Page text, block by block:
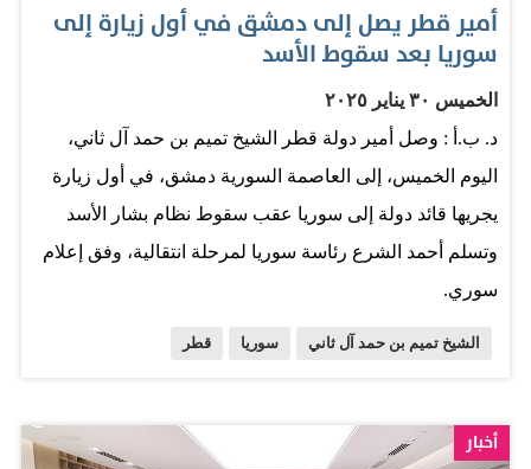
أمير قطر يصل إلى دمشق في أول زيارة إلى
سوريا بعد سقوط الأسد
الخميس ٣٠ يناير ٢٠٢٥
د. ب.أ : وصل أمير دولة قطر الشيخ تميم بن حمد آل ثاني،
اليوم الخميس، إلى العاصمة السورية دمشق، في أول زيارة
يجريها قائد دولة إلى سوريا عقب سقوط نظام بشار الأسد
وتسلم أحمد الشرع رئاسة سوريا لمرحلة انتقالية، وفق إعلام
سوري.
الشيخ تميم بن حمد آل ثاني سوريا قطر
أخبار